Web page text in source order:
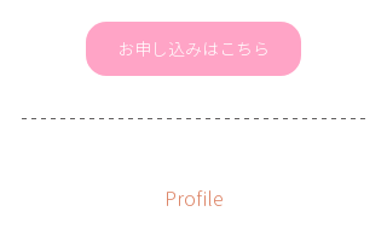
お申し込みはこちら
Profile